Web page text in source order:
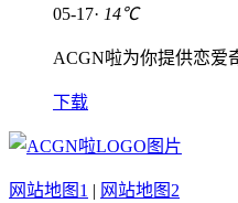
05-17· 14℃
ACGN啦为你提供恋爱
下载
网站地图1 | 网站地图2